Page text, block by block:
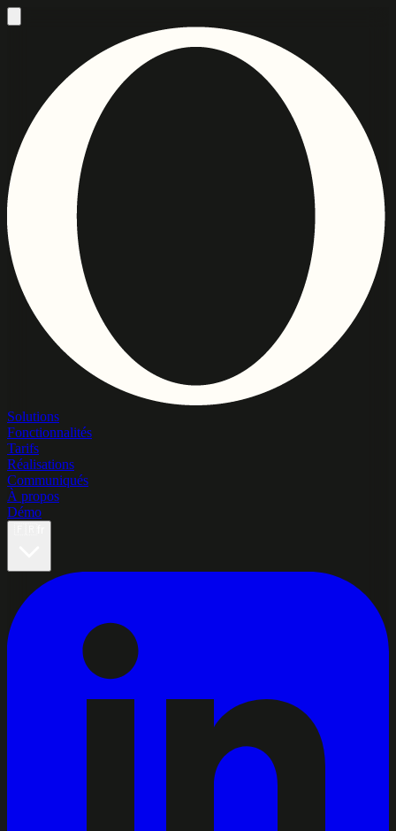
Solutions
Fonctionnalités
Tarifs
Réalisations
Communiqués
À propos
Démo